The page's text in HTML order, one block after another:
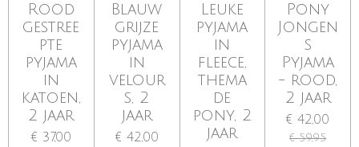
Rood
gestree
pte
pyjama
in
katoen,
2 jaar
€ 37,00
Blauw
grijze
pyjama
in
velour
s, 2
jaar
€ 42,00
Leuke
pyjama
in
fleece,
thema
de
pony, 2
jaar
Pony
Jongen
s
Pyjama
- rood,
2 jaar
€ 42,00
€ 59,95